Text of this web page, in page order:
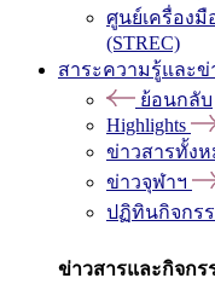
ศูนย์เครื่องมื
(STREC)
สาระความรู้และข่
ย้อนกลับ
Highlights
ข่าวสารทั้ง
ข่าวจุฬาฯ
ปฏิทินกิจกร
ข่าวสารและกิจกร